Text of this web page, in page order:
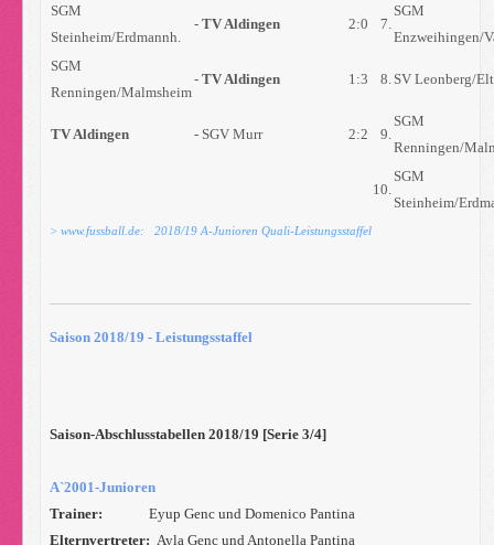
SGM
Steinheim/Erdmannh.
-TV Aldingen 2:0 7.
SGM
Enzweihingen/
SGM
Renningen/Malmsheim
-TV Aldingen 1:3 8. SV Leonberg/
TV Aldingen - SGV Murr 2:2 9.
SGM
Renningen/
10.
SGM
Steinheim/
> www.fussball.de: 2018/19 A-Junioren Quali-Leistungsstaffel
Saison 2018/19 - Leistungsstaffel
Saison-Abschlusstabellen 2018/19 [Serie 3/4]
A`2001-Junioren
Trainer:Eyup Genc und Domenico Pantina
Elternvertreter: Ayla Genc und Antonella Pantina